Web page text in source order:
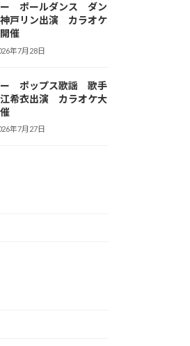
ー ポールダンス ダン
戸リン出演 カラオケ
催
年7月28日
ー ポップス歌謡 歌手
希衣出演 カラオケ大
年7月27日